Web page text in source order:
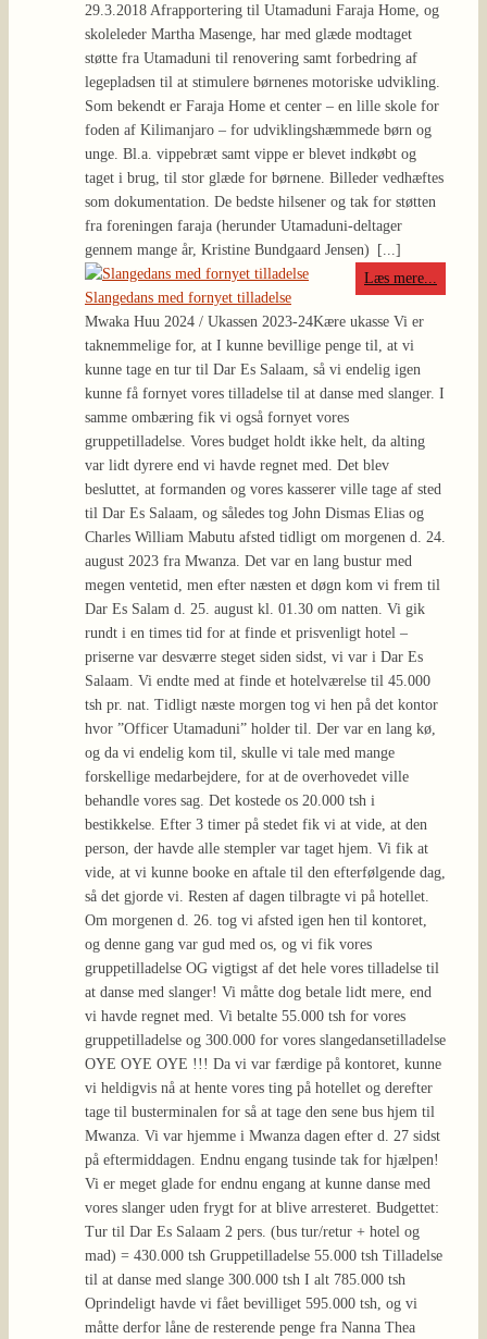
29.3.2018 Afrapportering til Utamaduni Faraja Home, og
skoleleder Martha Masenge, har med glæde modtaget
støtte fra Utamaduni til renovering samt forbedring af
legepladsen til at stimulere børnenes motoriske udvikling.
Som bekendt er Faraja Home et center – en lille skole for
foden af Kilimanjaro – for udviklingshæmmede børn og
unge. Bl.a. vippebræt samt vippe er blevet indkøbt og
taget i brug, til stor glæde for børnene. Billeder vedhæftes
som dokumentation. De bedste hilsener og tak for støtten
fra foreningen faraja (herunder Utamaduni-deltager
gennem mange år, Kristine Bundgaard Jensen)
[...]
Læs mere...
Slangedans med fornyet tilladelse
Mwaka Huu 2024 / Ukassen 2023-24Kære ukasse Vi er
taknemmelige for, at I kunne bevillige penge til, at vi
kunne tage en tur til Dar Es Salaam, så vi endelig igen
kunne få fornyet vores tilladelse til at danse med slanger. I
samme ombæring fik vi også fornyet vores
gruppetilladelse. Vores budget holdt ikke helt, da alting
var lidt dyrere end vi havde regnet med. Det blev
besluttet, at formanden og vores kasserer ville tage af sted
til Dar Es Salaam, og således tog John Dismas Elias og
Charles William Mabutu afsted tidligt om morgenen d. 24.
august 2023 fra Mwanza. Det var en lang bustur med
megen ventetid, men efter næsten et døgn kom vi frem til
Dar Es Salam d. 25. august kl. 01.30 om natten. Vi gik
rundt i en times tid for at finde et prisvenligt hotel –
priserne var desværre steget siden sidst, vi var i Dar Es
Salaam. Vi endte med at finde et hotelværelse til 45.000
tsh pr. nat. Tidligt næste morgen tog vi hen på det kontor
hvor ”Officer Utamaduni” holder til. Der var en lang kø,
og da vi endelig kom til, skulle vi tale med mange
forskellige medarbejdere, for at de overhovedet ville
behandle vores sag. Det kostede os 20.000 tsh i
bestikkelse. Efter 3 timer på stedet fik vi at vide, at den
person, der havde alle stempler var taget hjem. Vi fik at
vide, at vi kunne booke en aftale til den efterfølgende dag,
så det gjorde vi. Resten af dagen tilbragte vi på hotellet.
Om morgenen d. 26. tog vi afsted igen hen til kontoret,
og denne gang var gud med os, og vi fik vores
gruppetilladelse OG vigtigst af det hele vores tilladelse til
at danse med slanger! Vi måtte dog betale lidt mere, end
vi havde regnet med. Vi betalte 55.000 tsh for vores
gruppetilladelse og 300.000 for vores slangedansetilladelse
OYE OYE OYE !!! Da vi var færdige på kontoret, kunne
vi heldigvis nå at hente vores ting på hotellet og derefter
tage til busterminalen for så at tage den sene bus hjem til
Mwanza. Vi var hjemme i Mwanza dagen efter d. 27 sidst
på eftermiddagen. Endnu engang tusinde tak for hjælpen!
Vi er meget glade for endnu engang at kunne danse med
vores slanger uden frygt for at blive arresteret. Budgettet:
Tur til Dar Es Salaam 2 pers. (bus tur/retur + hotel og
mad) = 430.000 tsh Gruppetilladelse 55.000 tsh Tilladelse
til at danse med slange 300.000 tsh I alt 785.000 tsh
Oprindeligt havde vi fået bevilliget 595.000 tsh, og vi
måtte derfor låne de resterende penge fra Nanna Thea